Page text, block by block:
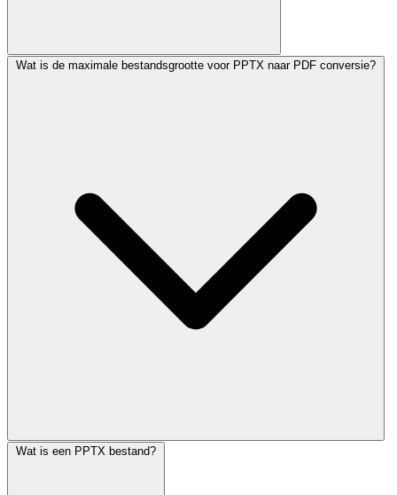
Wat is de maximale bestandsgrootte voor PPTX naar PDF conversie?
Wat is een PPTX bestand?